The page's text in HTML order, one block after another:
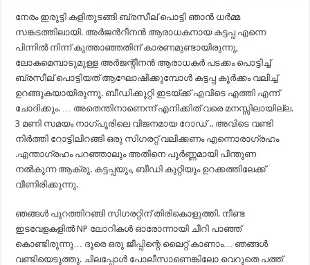
നേരം ഇരുട്ടി കളിതുടങ്ങി ബ്രസീല് പൊട്ടി ഞാൻ ധർമ്മ
സങ്കടത്തിലായി. അർജൻറീനൻ ആരാധകനായ കട്ടപ്പ എന്നെ
പിന്നിൽ നിന്ന് കുത്താഞ്ഞതിന് കാരണമുണ്ടായിരുന്നു,
ലോകമെമ്പാടുമുള്ള അർജന്റീനൻ ആരാധകർ പടക്കം പൊട്ടിച്ച്
ബ്രസീല് പൊട്ടിയത് ആഘോഷിക്കുമ്പോൾ കട്ടപ്പ കൂർക്കം വലിച്ച്
ഉറങ്ങുകയായിരുന്നു. ബീഡിക്കുറ്റി ഇടയ്ക്ക് എവിടെ എത്തി എന്ന്
ചോദിക്കും. … അതെന്തിനാണെന്ന് എനിക്കിത് വരെ മനസ്സിലായില്ല.
3 മണി സമയം നാഗ്പൂരിലെ വിജനമായ റോഡ് .. അവിടെ വണ്ടി
നിർത്തി റോട്ടിലിറങ്ങി ഒരു സിഗരറ്റ് വലിക്കണം എന്നൊരാഗ്രഹം
.എന്താഗ്രഹം പറഞ്ഞാലും അതിനെ പൂർണ്ണമായി പിന്തുണ
നൽകുന്ന ആക്രു. കട്ടപ്പയും, ബീഡി കുറ്റിയും ഉറക്കത്തിലേക്ക്
വീണിരിക്കുന്നു.
ഞങ്ങൾ പുറത്തിറങ്ങി സിഗരറ്റിന് തിരികൊളുത്തി. നീണ്ട
ഇടവേളകളിൽ NP ലോറികൾ ഓരോന്നായി ചീറി പാഞ്ഞ്
കൊണ്ടിരുന്നു… ദൂരെ ഒരു ജീപ്പിന്റെ ലൈറ്റ് കാണാം… ഞങ്ങൾ
വണ്ടിയെടുത്തു. ചിലപ്പോൾ പോലീസാണെങ്കിലോ വെറുതെ പത്ത്